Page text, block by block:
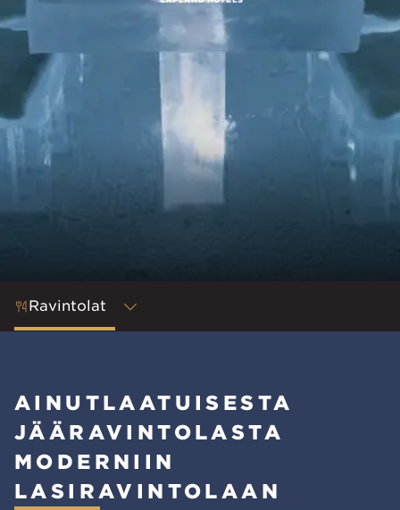
Ravintolat
AINUTLAATUISESTA
JÄÄRAVINTOLASTA
MODERNIIN
LASIRAVINTOLAAN